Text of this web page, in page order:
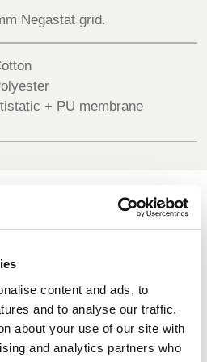
content and ads, to
and to analyse our traffic.
about your use of our site with
and analytics partners who
Negastat grid.
+ PU membrane
nouveaux ajouts à la gamme
qui sont disponibles par
colorant spécial qui peut faire
minimales